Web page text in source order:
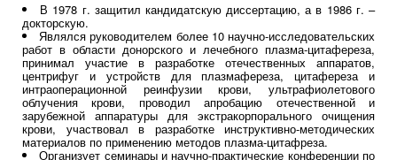
В 1978 г. защитил кандидатскую диссертацию, а в 1986 г. –
докторскую.
Являлся руководителем более 10 научно-исследовательских
работ в области донорского и лечебного плазма-цитафереза,
принимал участие в разработке отечественных аппаратов,
центрифуг и устройств для плазмафереза, цитафереза и
интраоперационной реинфузии крови, ультрафиолетового
облучения крови, проводил апробацию отечественной и
зарубежной аппаратуры для экстракорпорального очищения
крови, участвовал в разработке инструктивно-методических
материалов по применению методов плазма-цитафреза.
Организует семинары и научно-практические конференции по